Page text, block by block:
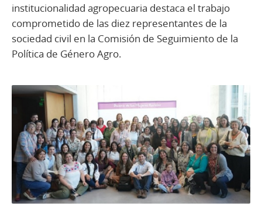
institucionalidad agropecuaria destaca el trabajo
comprometido de las diez representantes de la
sociedad civil en la Comisión de Seguimiento de la
Política de Género Agro.